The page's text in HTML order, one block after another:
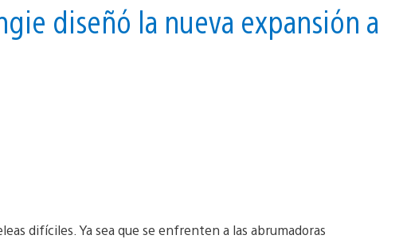
diseñó la nueva expansión a
difíciles. Ya sea que se enfrenten a las abrumadoras